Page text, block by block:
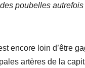
poubelles
encore loin d’être
artères de la